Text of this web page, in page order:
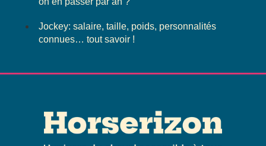
Jockey: salaire, taille, poids, personnalités
connues… tout savoir !